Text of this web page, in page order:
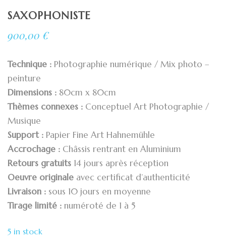
SAXOPHONISTE
900,00 €
Technique : Photographie numérique / Mix photo –
peinture
Dimensions : 80cm x 80cm
Thèmes connexes : Conceptuel Art Photographie /
Musique
Support : Papier Fine Art Hahnemühle
Accrochage : Châssis rentrant en Aluminium
Retours gratuits 14 jours après réception
Oeuvre originale avec certificat d’authenticité
Livraison : sous 10 jours en moyenne
Tirage limité : numéroté de 1 à 5
5 in stock